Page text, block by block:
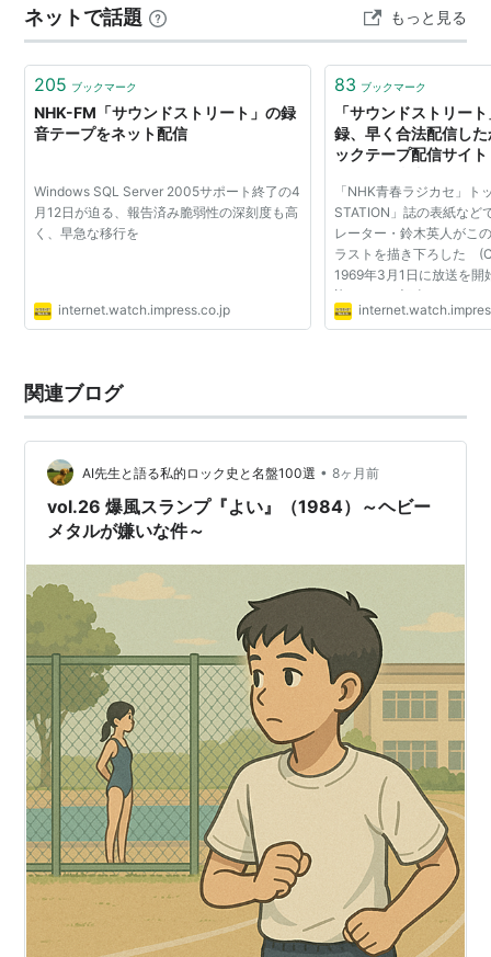
子,SEMO,三上直子,少年刑事ケンイチ
くんと青島博士とカルテル長官,佐々木
郎,野村達士,坂本龍一
出版社/メーカー:
発売日:1991/03/21
メディア:CD
この商品を含むブログ (12件) を見る
ASIN:B00005FE4O
と。おいしかった。ここ数年は年に２回ウニスパゲティ
を食…
ネットで話題 もっと見る
205 ブックマーク
NHK-FM「サウンドストリート」の録
音テープをネット配信
Windows SQL Server 2005サポート終了の4
月12日が迫る、報告済み脆弱性の深刻度も高
く、早急な移行を
internet.watch.impress.co.jp
83 ブックマーク
「サウンドストリー
録、早く合法配信し
ックテープ配信サイ
「NHK青春ラジカセ」ト
STATION」誌の表紙など
レーター・鈴木英人がこ
ラストを描き下ろした
1969年3月1日に放送を
迎えたのを記念したキャ
が現在、同局において展
関連ブログ
AI先生と語る私的ロック史と名盤100選 • 8ヶ月前
vol.26 爆風スランプ『よい』（1984）～ヘビー
メタルが嫌いな件～